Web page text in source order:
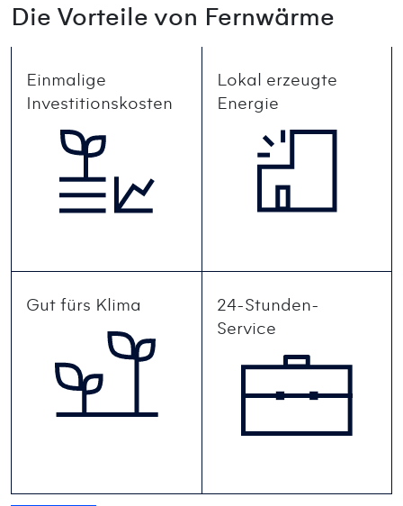
Die Vorteile von Fernwärme
Einmalige
Investitionskosten
Lokal erzeugte
Energie
Gut fürs Klima
24-Stunden-
Service